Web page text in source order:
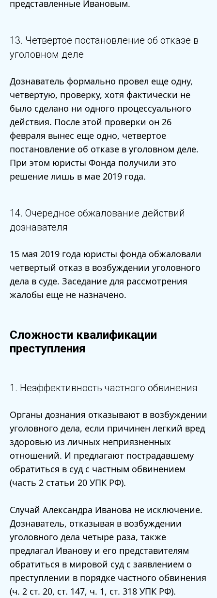
представленные Ивановым.
13. Четвертое постановление об отказе в
уголовном деле
Дознаватель формально провел еще одну,
четвертую, проверку, хотя фактически не
было сделано ни одного процессуального
действия. После этой проверки он 26
февраля вынес еще одно, четвертое
постановление об отказе в уголовном деле.
При этом юристы Фонда получили это
решение лишь в мае 2019 года.
14. Очередное обжалование действий
дознавателя
15 мая 2019 года юристы фонда обжаловали
четвертый отказ в возбуждении уголовного
дела в суде. Заседание для рассмотрения
жалобы еще не назначено.
Сложности квалификации
преступления
1. Неэффективность частного обвинения
Органы дознания отказывают в возбуждении
уголовного дела, если причинен легкий вред
здоровью из личных неприязненных
отношений. И предлагают пострадавшему
обратиться в суд с частным обвинением
(часть 2 статьи 20 УПК РФ).
Случай Александра Иванова не исключение.
Дознаватель, отказывая в возбуждении
уголовного дела четыре раза, также
предлагал Иванову и его представителям
обратиться в мировой суд с заявлением о
преступлении в порядке частного обвинения
(ч. 2 ст. 20, ст. 147, ч. 1, ст. 318 УПК РФ).